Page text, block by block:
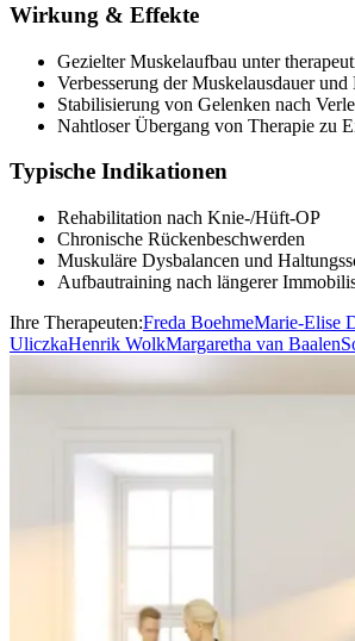
Wirkung & Effekte
Gezielter Muskelaufbau unter
Verbesserung der Muskelausdauer und
Stabilisierung von Gelenken nach
Nahtloser Übergang von Therapie zu
Typische Indikationen
Rehabilitation nach Knie-/Hüft-OP
Chronische Rückenbeschwerden
Muskuläre Dysbalancen und
Aufbautraining nach längerer
Ihre Therapeuten:Freda BoehmeMarie-Elise
UliczkaHenrik WolkMargaretha van Baalen